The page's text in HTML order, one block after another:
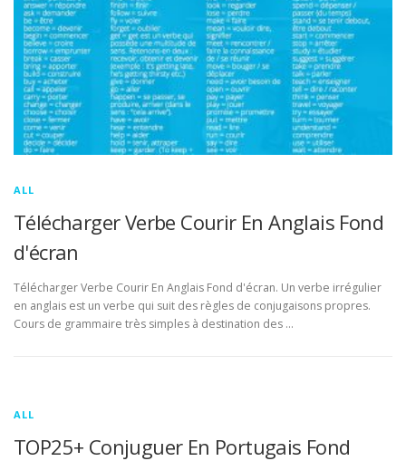
ALL
Télécharger Verbe Courir En Anglais Fond
d'écran
Télécharger Verbe Courir En Anglais Fond d'écran. Un verbe irrégulier
en anglais est un verbe qui suit des règles de conjugaisons propres.
Cours de grammaire très simples à destination des …
ALL
TOP25+ Conjuguer En Portugais Fond